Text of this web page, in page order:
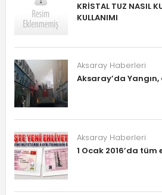
KRİSTAL TUZ NASIL
KULLANIMI
Aksaray Haberleri
Aksaray’da
Aksaray Haberleri
1 Ocak 2016’da